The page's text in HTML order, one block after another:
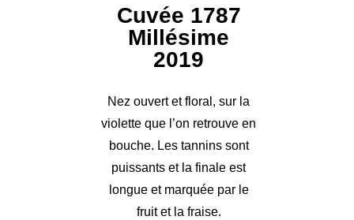
Cuvée 1787
Millésime
2019
Nez ouvert et floral, sur la
violette que l’on retrouve en
bouche. Les tannins sont
puissants et la finale est
longue et marquée par le
fruit et la fraise.